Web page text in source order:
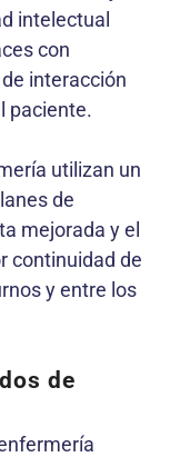
intelectual
con
interacción
paciente.
utilizan un
de
mejorada y el
continuidad de
y entre los
de